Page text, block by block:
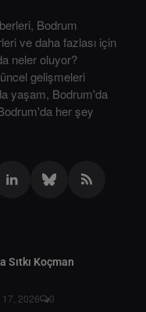
Bodrum
ve daha fazlası için
neler oluyor?
gelişmeleri
yaşam, Bodrum'da
her şey
Sıtkı Koçman
17, 2026 0